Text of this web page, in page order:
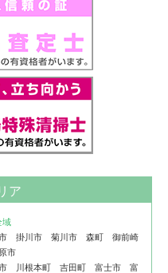
ア
域
掛川市 菊川市 森町 御前崎
市
川根本町 吉田町 富士市 富